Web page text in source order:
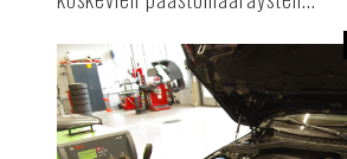
Akkuvaraajat
ja
-
testerit